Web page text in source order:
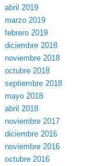
abril 2019
marzo 2019
febrero 2019
diciembre 2018
noviembre 2018
octubre 2018
septiembre 2018
mayo 2018
abril 2018
noviembre 2017
diciembre 2016
noviembre 2016
octubre 2016